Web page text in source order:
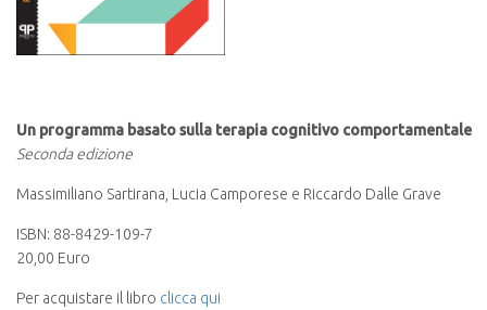
Un programma basato sulla terapia cognitivo comportamentale
Seconda edizione
Massimiliano Sartirana, Lucia Camporese e Riccardo Dalle Grave
ISBN: 88-8429-109-7
20,00 Euro
Per acquistare il libro clicca qui